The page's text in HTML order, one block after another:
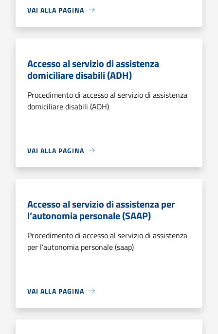
VAI ALLA PAGINA
Accesso al servizio di assistenza
domiciliare disabili (ADH)
Procedimento di accesso al servizio di assistenza
domiciliare disabili (ADH)
VAI ALLA PAGINA
Accesso al servizio di assistenza per
l’autonomia personale (SAAP)
Procedimento di accesso al servizio di assistenza
per l’autonomia personale (saap)
VAI ALLA PAGINA